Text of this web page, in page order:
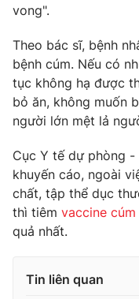
VTV9
Liên hệ tòa soạn
THỜI BÁO VTV
Theo dõi báo trên
vong".
Theo bác sĩ, bệnh
bệnh cúm. Nếu có
tục không hạ được
bỏ ăn, không muốn
người lớn mệt lả
Cục Y tế dự phòng
khuyến cáo, ngoài
chất, tập thể dục
thì tiêm vaccine cúm
quả nhất.
Tin liên quan